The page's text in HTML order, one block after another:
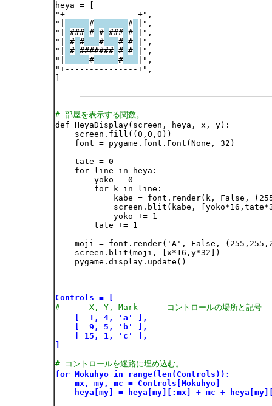
heya = [
"+---------------+",
"|
# #
|",
"|
### # # ### #
|",
"|
# # # # #
|",
"|
# ####### # #
|",
"|
# #
|",
"+---------------+",
# 部屋を表示する関数。
def HeyaDisplay(screen, heya, x, y):
    screen.fill((0,0,0))
    font = pygame.font.Font(None, 32)
    tate = 0
    for line in heya:
        yoko = 0
        for k in line:
kabe = font.render(k, False,
screen.blit(kabe,
            yoko += 1
        tate += 1
moji = font.render('A', False,
    screen.blit(moji, [x*16,y*32])
    pygame.display.update()
Controls = [
#      X, Y, Mark      コントロールの場所と記号
[  1, 4, 'a' ],
[  9, 5, 'b' ],
[ 15, 1, 'c' ],
# コントロールを迷路に埋め込む。
for Mokuhyo in range(len(Controls)):
mx, my, mc = Controls[Mokuhyo]
heya[my] = heya[my][:mx] + mc +